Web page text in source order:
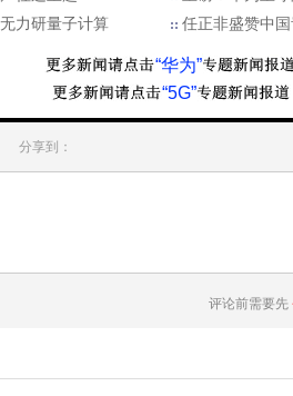
力研量子计算
任正非盛赞中
“华为”
“5G”
分享到：
评论前需要先